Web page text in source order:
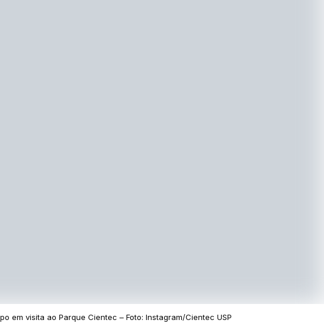
em visita ao Parque Cientec – Foto: Instagram/Cientec USP